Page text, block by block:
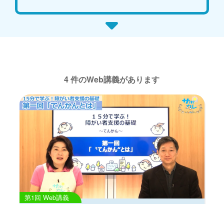
4 件のWeb講義があります
Web講義